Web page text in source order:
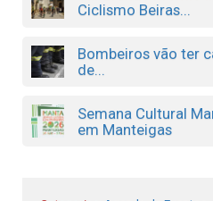
Ciclismo Beiras...
Bombeiros vão ter
de...
Semana Cultural
em Manteigas